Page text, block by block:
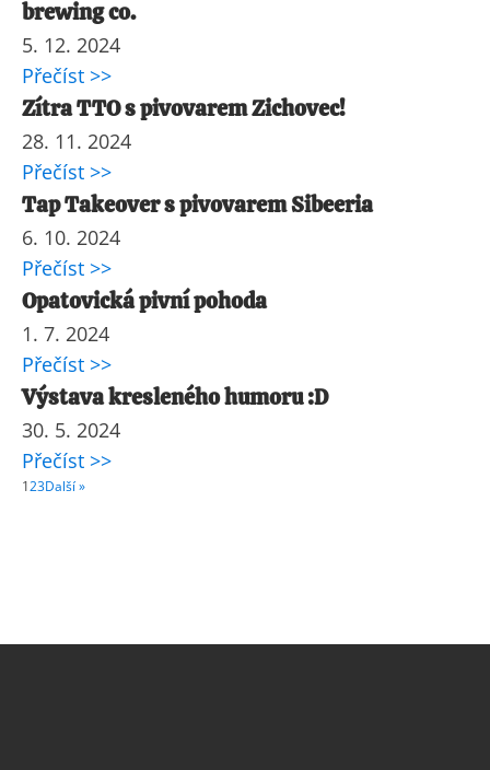
brewing co.
5. 12. 2024
Přečíst >>
Zítra TTO s pivovarem Zichovec!
28. 11. 2024
Přečíst >>
Tap Takeover s pivovarem Sibeeria
6. 10. 2024
Přečíst >>
Opatovická pivní pohoda
1. 7. 2024
Přečíst >>
Výstava kresleného humoru :D
30. 5. 2024
Přečíst >>
123Další »